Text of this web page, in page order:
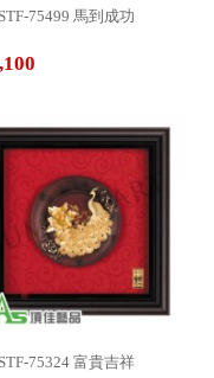
75499 馬到成功
75324 富貴吉祥